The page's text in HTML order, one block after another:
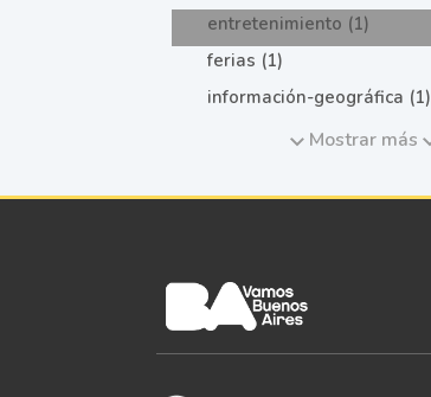
entretenimiento (1)
ferias (1)
información-geográfica (1)
Mostrar más